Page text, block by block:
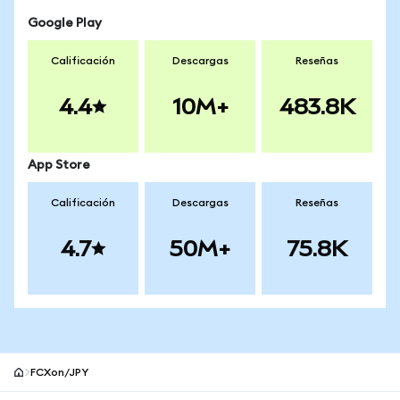
Google Play
Calificación
4.4
Descargas
10M+
Reseñas
483.8K
App Store
Calificación
4.7
Descargas
50M+
Reseñas
75.8K
FCXon/JPY